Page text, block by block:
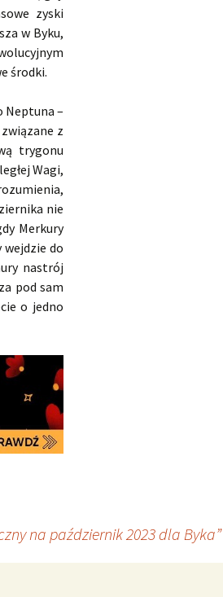
zyski
w Byku,
środki.
Neptuna –
z
trygonu
Wagi,
nie
Merkury
do
nastrój
pod sam
o jedno
na październik 2023 dla Byka”